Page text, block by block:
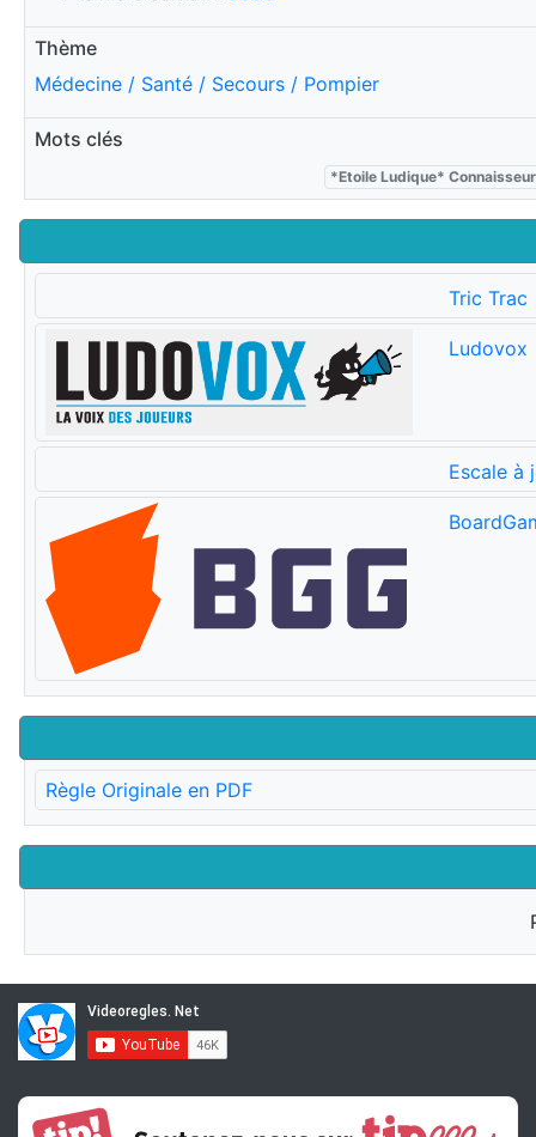
Thème
Médecine / Santé / Secours / Pompier
Mots clés
*Etoile Ludique*
Tric Trac
Ludovox
Escale à
Règle Originale en PDF